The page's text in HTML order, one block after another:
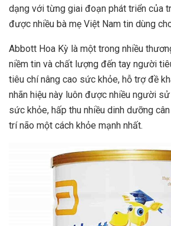
dạng với từng giai đoạn phát triển của
được nhiều bà mẹ Việt Nam tin dùng
Abbott Hoa Kỳ là một trong nhiều
niềm tin và chất lượng đến tay người
tiêu chí nâng cao sức khỏe, hỗ trợ đề
nhãn hiệu này luôn được nhiều người
sức khỏe, hấp thu nhiều dinh dưỡng
trí não một cách khỏe mạnh nhất.